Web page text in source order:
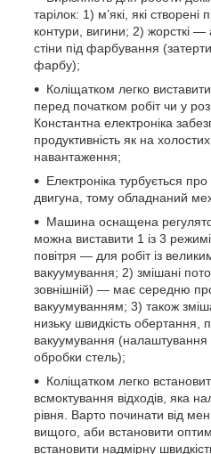
тарілок: 1) м’які, які створені
контури, вигини; 2) жорсткі —
стіни під фарбування
фарбу);
Коліщатком легко виставити
перед початком робіт чи у
Константна електроніка
продуктивність як на
навантаження;
Електроніка турбується про
двигуна, тому обладнаний
Машина оснащена
можна виставити 1 із 3
повітря — для робіт із
вакуумування; 2) змішані
зовнішній) — має середню
вакуумуванням; 3) також
низьку швидкість обертання,
вакуумування (налаштування
обробки стель);
Коліщатком легко
всмоктування відходів, яка
рівня. Варто починати від
вищого, аби встановити
встановити надмірну